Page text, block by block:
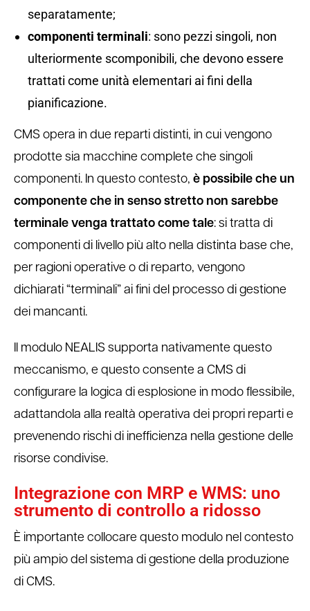
separatamente;
componenti terminali: sono pezzi singoli, non
ulteriormente scomponibili, che devono essere
trattati come unità elementari ai fini della
pianificazione.
CMS opera in due reparti distinti, in cui vengono
prodotte sia macchine complete che singoli
componenti. In questo contesto, è possibile che un
componente che in senso stretto non sarebbe
terminale venga trattato come tale: si tratta di
componenti di livello più alto nella distinta base che,
per ragioni operative o di reparto, vengono
dichiarati “terminali” ai fini del processo di gestione
dei mancanti.
Il modulo NEALIS supporta nativamente questo
meccanismo, e questo consente a CMS di
configurare la logica di esplosione in modo flessibile,
adattandola alla realtà operativa dei propri reparti e
prevenendo rischi di inefficienza nella gestione delle
risorse condivise.
Integrazione con MRP e WMS: uno
strumento di controllo a ridosso
È importante collocare questo modulo nel contesto
più ampio del sistema di gestione della produzione
di CMS.